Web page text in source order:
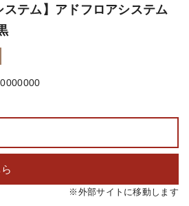
ステム】アドフロアシステム
※外部サイトに移動します